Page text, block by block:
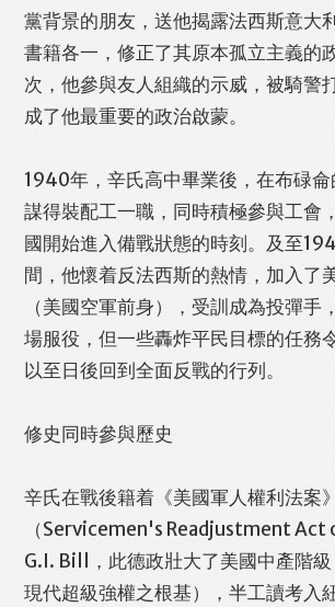
黨背景的朋友，送他揭露法西斯意大
書籍各一，修正了其原本孤立主義的
次，他參與友人組織的示威，被騎警
成了他最重要的政治啟蒙。
1940年，辛氏高中畢業後，在布碌
謀得裝配工一職，同時積極參與工會
國開始進入備戰狀態的時刻。及至
間，他懷着反法西斯的熱情，加入了
（美國空軍前身），受訓成為投彈手
場服役，但一些轟炸平民目標的任務
以至日後回到全面反戰的行列。
修史同時參與歷史
辛氏在戰後籍着《美國軍人權利法案
（Servicemen's Readjustment
G.I. Bill，此德政壯大了美國中產階
現代超級強權之根基），半工讀考入